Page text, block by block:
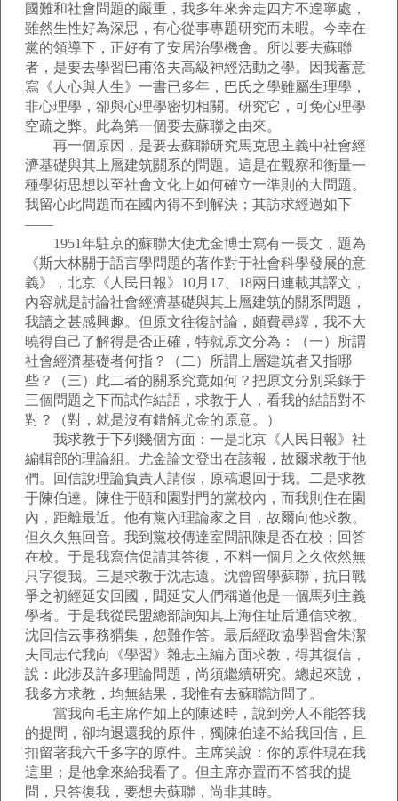
國難和社會問題的嚴重，我多年來奔走四方不遑寧處，
雖然生性好為深思，有心從事專題研究而未暇。今幸在
黨的領導下，正好有了安居治學機會。所以要去蘇聯
者，是要去學習巴甫洛夫高級神經活動之學。因我蓄意
寫《人心與人生》一書已多年，巴氏之學雖屬生理學，
非心理學，卻與心理學密切相關。研究它，可免心理學
空疏之弊。此為第一個要去蘇聯之由來。
再一個原因，是要去蘇聯研究馬克思主義中社會經
濟基礎與其上層建筑關系的問題。這是在觀察和衡量一
種學術思想以至社會文化上如何確立一準則的大問題。
我留心此問題而在國內得不到解決；其訪求經過如下
——
1951年駐京的蘇聯大使尤金博士寫有一長文，題為
《斯大林關于語言學問題的著作對于社會科學發展的意
義》，北京《人民日報》10月17、18兩日連載其譯文，
內容就是討論社會經濟基礎與其上層建筑的關系問題，
我讀之甚感興趣。但原文往復討論，頗費尋繹，我不大
曉得自己了解得是否正確，特就原文分為：（一）所謂
社會經濟基礎者何指？（二）所謂上層建筑者又指哪
些？（三）此二者的關系究竟如何？把原文分別采錄于
三個問題之下而試作結語，求教于人，看我的結語對不
對？（對，就是沒有錯解尤金的原意。）
我求教于下列幾個方面：一是北京《人民日報》社
編輯部的理論組。尤金論文登出在該報，故爾求教于他
們。回信說理論負責人請假，原稿退回于我。二是求教
于陳伯達。陳住于頤和園對門的黨校內，而我則住在園
內，距離最近。他有黨內理論家之目，故爾向他求教。
但久久無回音。我到黨校傳達室問訊陳是否在校；回答
在校。于是我寫信促請其答復，不料一個月之久依然無
只字復我。三是求教于沈志遠。沈曾留學蘇聯，抗日戰
爭之初經延安回國，聞延安人們稱道他是一個馬列主義
學者。于是我從民盟總部詢知其上海住址后通信求教。
沈回信云事務猬集，恕難作答。最后經政協學習會朱潔
夫同志代我向《學習》雜志主編方面求教，得其復信，
說：此涉及許多理論問題，尚須繼續研究。總起來說，
我多方求教，均無結果，我惟有去蘇聯訪問了。
當我向毛主席作如上的陳述時，說到旁人不能答我
的提問，卻均退還我的原件，獨陳伯達不給我回信，且
扣留著我六千多字的原件。主席笑說：你的原件現在我
這里；是他拿來給我看了。但主席亦置而不答我的提
問，只答復我，要想去蘇聯，尚非其時。